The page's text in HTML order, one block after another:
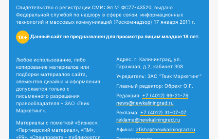
Свидетельство о регистрации СМИ: Эл № ФС77-43520, выдано
Федеральной службой по надзору в сфере связи, информационных
технологий и массовых коммуникаций (Роскомнадзор) 17 января 2011 г.
18+ Данный сайт не предназначен для просмотра лицам младше 18 лет.
Любое использование, либо
копирование материалов или
подборки материалов сайта,
элементов дизайна и оформления
допускается только с
письменного разрешения
правообладателя - ЗАО «Твик
Маркетинг».
Материалы с пометкой «Бизнес»,
«Партнерский материал», «ПМ»,
«PR», «Спецпроект» - публикуются
Адрес: г. Калининград, ул.
Гаражная, д.2, кабинет 308
Учредитель: ЗАО "Твик Маркетинг"
Главный редактор: Обрехт О.Г.
Редакция: +7 (4012) 99-21-76
news@newkaliningrad.ru
Реклама: +7 (4012) 31-07-07
reklama@newkaliningrad.ru
Афиша: afisha@newkaliningrad.ru